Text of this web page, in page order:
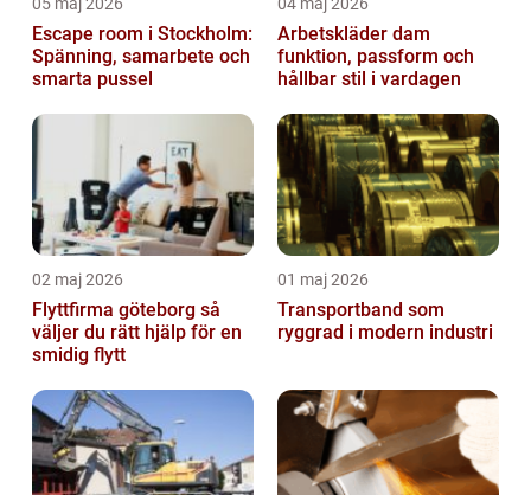
Escape room i Stockholm:
Spänning, samarbete och
smarta pussel
Arbetskläder dam
funktion, passform och
hållbar stil i vardagen
02 maj 2026
Flyttfirma göteborg så
väljer du rätt hjälp för en
smidig flytt
01 maj 2026
Transportband som
ryggrad i modern industri